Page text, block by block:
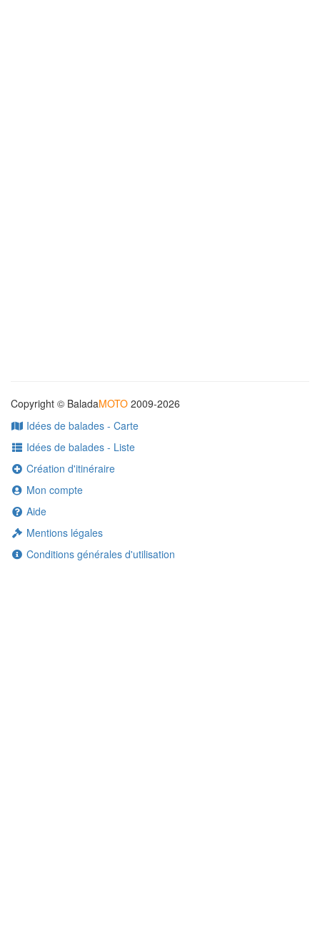
Copyright © BaladaMOTO 2009-2026
Idées de balades - Carte
Idées de balades - Liste
Création d'itinéraire
Mon compte
Aide
Mentions légales
Conditions générales d'utilisation